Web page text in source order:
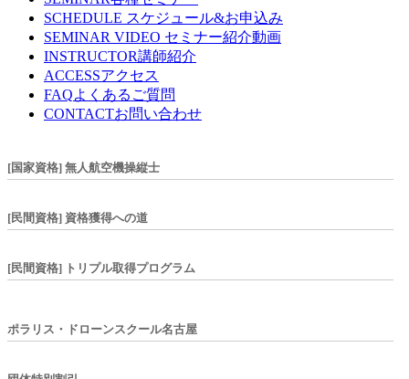
SCHEDULE スケジュール&お申込み
SEMINAR VIDEO セミナー紹介動画
INSTRUCTOR講師紹介
ACCESSアクセス
FAQよくあるご質問
CONTACTお問い合わせ
[国家資格] 無人航空機操縦士
[民間資格] 資格獲得への道
[民間資格] トリプル取得プログラム
ポラリス・ドローンスクール名古屋